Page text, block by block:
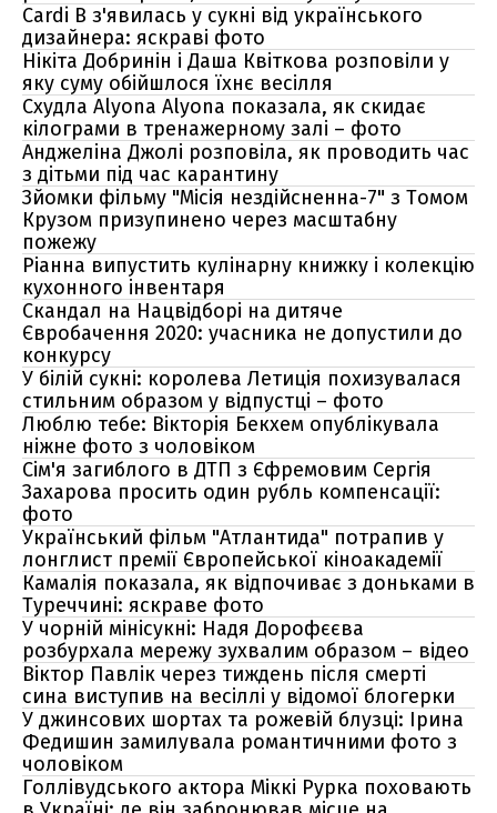
Cardi B з'явилась у сукні від українського
дизайнера: яскраві фото
Нікіта Добринін і Даша Квіткова розповіли у
яку суму обійшлося їхнє весілля
Схудла Alyona Alyona показала, як скидає
кілограми в тренажерному залі – фото
Анджеліна Джолі розповіла, як проводить час
з дітьми під час карантину
Зйомки фільму "Місія нездійсненна-7" з Томом
Крузом призупинено через масштабну
пожежу
Ріанна випустить кулінарну книжку і колекцію
кухонного інвентаря
Скандал на Нацвідборі на дитяче
Євробачення 2020: учасника не допустили до
конкурсу
У білій сукні: королева Летиція похизувалася
стильним образом у відпустці – фото
Люблю тебе: Вікторія Бекхем опублікувала
ніжне фото з чоловіком
Сім'я загиблого в ДТП з Єфремовим Сергія
Захарова просить один рубль компенсації:
фото
Український фільм "Атлантида" потрапив у
лонглист премії Європейської кіноакадемії
Камалія показала, як відпочиває з доньками в
Туреччині: яскраве фото
У чорній мінісукні: Надя Дорофєєва
розбурхала мережу зухвалим образом – відео
Віктор Павлік через тиждень після смерті
сина виступив на весіллі у відомої блогерки
У джинсових шортах та рожевій блузці: Ірина
Федишин замилувала романтичними фото з
чоловіком
Голлівудського актора Міккі Рурка поховають